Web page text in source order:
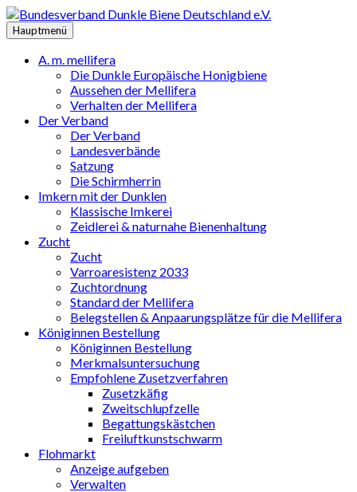
Zum
Inhalt
springen
Hauptmenü
A. m. mellifera
Die Dunkle Europäische Honigbiene
Aussehen der Mellifera
Verhalten der Mellifera
Der Verband
Der Verband
Landesverbände
Satzung
Die Schirmherrin
Imkern mit der Dunklen
Klassische Imkerei
Zeidlerei & naturnahe Bienenhaltung
Zucht
Zucht
Varroaresistenz 2033
Zuchtordnung
Standard der Mellifera
Belegstellen & Anpaarungsplätze für die Mellifera
Königinnen Bestellung
Königinnen Bestellung
Merkmalsuntersuchung
Empfohlene Zusetzverfahren
Zusetzkäfig
Zweitschlupfzelle
Begattungskästchen
Freiluftkunstschwarm
Flohmarkt
Anzeige aufgeben
Verwalten